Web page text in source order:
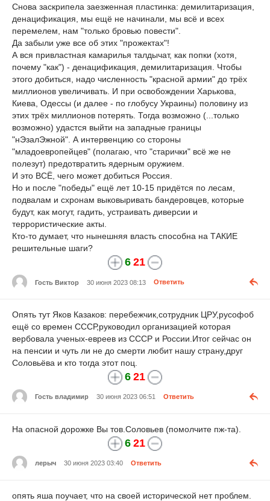
Снова заскрипела заезженная пластинка: демилитаризация,
денацификация, мы ещё не начинали, мы всё и всех
перемелем, нам "только бровью повести".
Да забыли уже все об этих "прожектах"!
А вся привластная камарилья талдычат, как попки (хотя,
почему "как") - денацификация, демилитаризация. Чтобы
этого добиться, надо численность "красной армии" до трёх
миллионов увеличивать. И при освобождении Харькова,
Киева, Одессы (и далее - по глобусу Украины) половину из
этих трёх миллионов потерять. Тогда возможно (...только
возможно) удастся выйти на западные границы
"нЭзалЭжной". А интервенцию со стороны
"младоевропейцев" (полагаю, что "старички" всё же не
полезут) предотвратить ядерным оружием.
И это ВСЁ, чего может добиться Россия.
Но и после "победы" ещё лет 10-15 придётся по лесам,
подвалам и схронам выковыривать бандеровцев, которые
будут, как могут, гадить, устраивать диверсии и
террористические акты.
Кто-то думает, что нынешняя власть способна на ТАКИЕ
решительные шаги?
6 21
Гость Виктор 30 июня 2023 08:13 Ответить
Опять тут Яков Казаков: перебежчик,сотрудник ЦРУ,русофоб
ещё со времен СССР,руководил организацией которая
вербовала ученых-евреев из СССР и России.Итог сейчас он
на пенсии и чуть ли не до смерти любит нашу страну,друг
Соловьёва и кто тогда этот поц.
6 21
Гость владимир 30 июня 2023 06:51 Ответить
На опасной дорожке Вы тов.Соловьев (помолчите пж-та).
6 21
лерыч 30 июня 2023 03:40 Ответить
опять яша поучает, что на своей исторической нет проблем.